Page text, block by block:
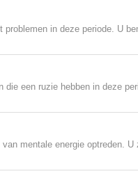
in deze periode. U
die een ruzie hebben in deze
van mentale energie optreden.